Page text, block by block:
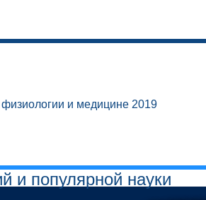
и медицине 2019
и популярной науки